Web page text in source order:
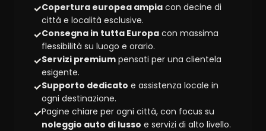
✓Copertura europea ampia con decine di
città e località esclusive.
✓Consegna in tutta Europa con massima
flessibilità su luogo e orario.
✓Servizi premium pensati per una clientela
esigente.
✓Supporto dedicato e assistenza locale in
ogni destinazione.
✓Pagine chiare per ogni città, con focus su
noleggio auto di lusso e servizi di alto livello.